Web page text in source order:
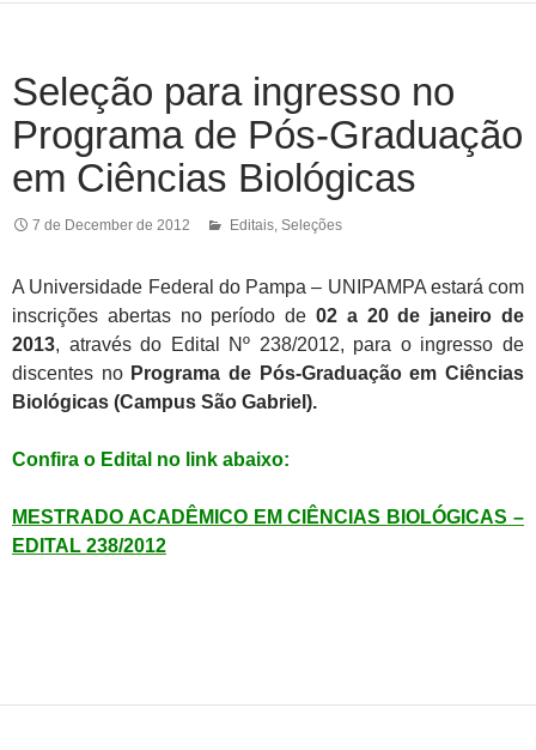
Seleção para ingresso no
Programa de Pós-Graduação
em Ciências Biológicas
7 de December de 2012 Editais Seleções
A Universidade Federal do Pampa – UNIPAMPA estará com
inscrições abertas no período de 02 a 20 de janeiro de
2013, através do Edital Nº 238/2012, para o ingresso de
discentes no Programa de Pós-Graduação em Ciências
Biológicas (Campus São Gabriel).
Confira o Edital no link abaixo:
MESTRADO ACADÊMICO EM CIÊNCIAS BIOLÓGICAS –
EDITAL 238/2012